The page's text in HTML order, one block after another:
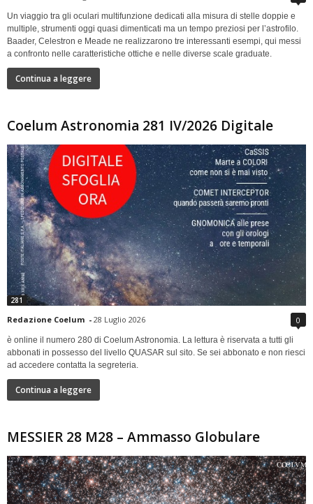
Un viaggio tra gli oculari multifunzione dedicati alla misura di stelle doppie e
multiple, strumenti oggi quasi dimenticati ma un tempo preziosi per l’astrofilo.
Baader, Celestron e Meade ne realizzarono tre interessanti esempi, qui messi
a confronto nelle caratteristiche ottiche e nelle diverse scale graduate.
Continua a leggere
Coelum Astronomia 281 IV/2026 Digitale
281
Redazione Coelum - 28 Luglio 2026 0
è online il numero 280 di Coelum Astronomia. La lettura è riservata a tutti gli
abbonati in possesso del livello QUASAR sul sito. Se sei abbonato e non riesci
ad accedere contatta la segreteria.
Continua a leggere
MESSIER 28 M28 – Ammasso Globulare